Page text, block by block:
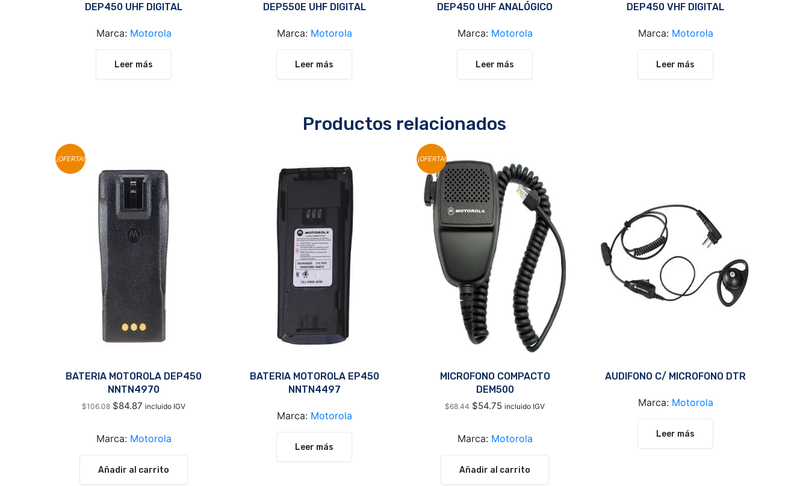
DEP450 UHF DIGITAL
Marca: Motorola
Leer más
DEP550E UHF DIGITAL
Marca: Motorola
Leer más
DEP450 UHF ANALÓGICO
Marca: Motorola
Leer más
DEP450 VHF DIGITAL
Marca: Motorola
Leer más
Productos relacionados
¡OFERTA!
BATERIA MOTOROLA DEP450
NNTN4970
$106.08 $84.87 incluido IGV
Marca: Motorola
Añadir al carrito
BATERIA MOTOROLA EP450
NNTN4497
Marca: Motorola
Leer más
¡OFERTA!
MICROFONO COMPACTO
DEM500
$68.44 $54.75 incluido IGV
Marca: Motorola
Añadir al carrito
AUDIFONO C/ MICROFONO DTR
Marca: Motorola
Leer más